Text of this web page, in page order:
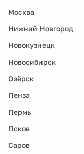
Москва
Нижний Новгород
Новокузнецк
Новосибирск
Озёрск
Пенза
Пермь
Псков
Саров